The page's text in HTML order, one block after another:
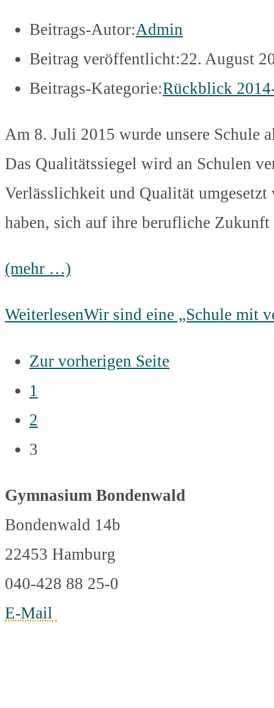
Beitrags-Autor:Admin
Beitrag veröffentlicht:22. August
Beitrags-Kategorie:Rückblick
Am 8. Juli 2015 wurde unsere Schule
Das Qualitätssiegel wird an Schulen
Verlässlichkeit und Qualität
haben, sich auf ihre berufliche
(mehr …)
WeiterlesenWir sind eine „Schule mit
Zur vorherigen Seite
1
2
3
Gymnasium Bondenwald
Bondenwald 14b
22453 Hamburg
040-428 88 25-0
E-Mail